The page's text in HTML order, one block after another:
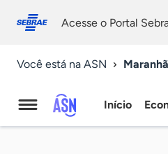
conosco
Acesse o Portal
Você está na ASN
Agência
Início